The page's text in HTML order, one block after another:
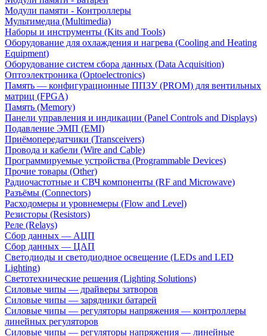
Модули памяти - Контроллеры
Мультимедиа (Multimedia)
Наборы и инструменты (Kits and Tools)
Оборудование для охлаждения и нагрева (Cooling and Heating
Equipment)
Оборудование систем сбора данных (Data Acquisition)
Оптоэлектроника (Optoelectronics)
Память — конфигурационные ППЗУ (PROM) для вентильных
матриц (FPGA)
Память (Memory)
Панели управления и индикации (Panel Controls and Displays)
Подавление ЭМП (EMI)
Приёмопередатчики (Transceivers)
Провода и кабели (Wire and Cable)
Программируемые устройства (Programmable Devices)
Прочие товары (Other)
Радиочастотные и СВЧ компоненты (RF and Microwave)
Разъёмы (Connectors)
Расходомеры и уровнемеры (Flow and Level)
Резисторы (Resistors)
Реле (Relays)
Сбор данных — АЦП
Сбор данных — ЦАП
Светодиоды и светодиодное освещение (LEDs and LED
Lighting)
Светотехнические решения (Lighting Solutions)
Силовые чипы — драйверы затворов
Силовые чипы — зарядники батарей
Силовые чипы — регуляторы напряжения — контроллеры
линейных регуляторов
Силовые чипы — регуляторы напряжения — линейные